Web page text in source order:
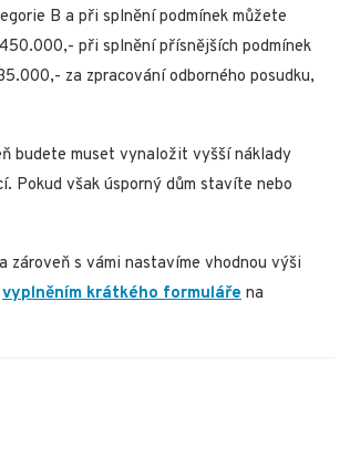
B a při splnění podmínek můžete
při splnění přísnějších podmínek
za zpracování odborného posudku,
budete muset vynaložit vyšší náklady
Pokud však úsporný dům stavíte nebo
zároveň s vámi nastavíme vhodnou výši
vyplněním krátkého formuláře na